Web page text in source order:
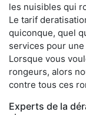
les nuisibles qui
Le tarif
quiconque, quel
services pour
Lorsque vous
rongeurs, alors
contre tous ces
Experts de la